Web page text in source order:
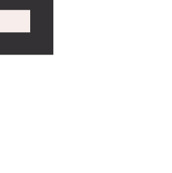
w
badań na
w
badań na